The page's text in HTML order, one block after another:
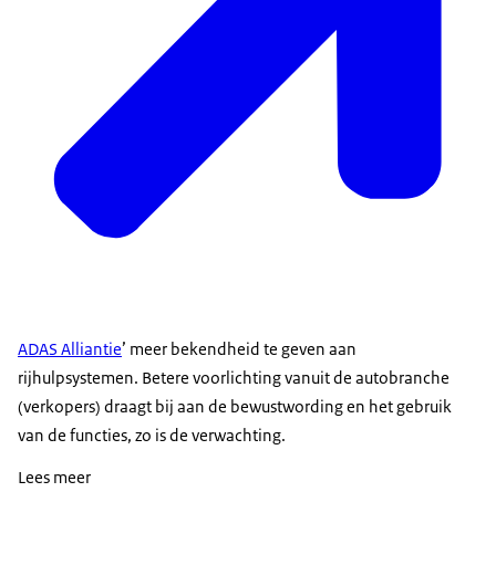
ADAS Alliantie’ meer bekendheid te geven aan
rijhulpsystemen. Betere voorlichting vanuit de autobranche
(verkopers) draagt bij aan de bewustwording en het gebruik
van de functies, zo is de verwachting.
Lees meer